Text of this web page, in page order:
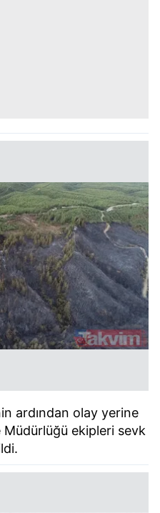
ardından olay yerine
ekipleri sevk